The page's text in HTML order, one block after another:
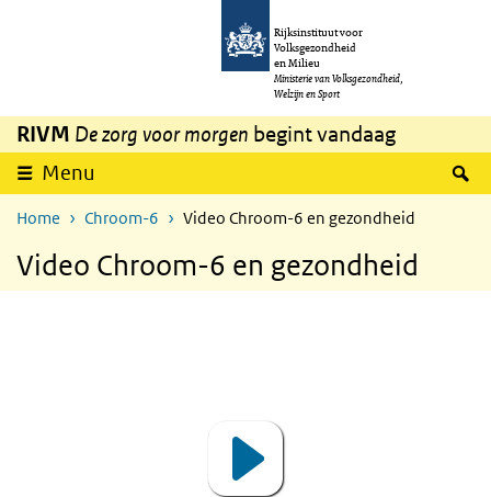
Overslaan en naar de inhoud gaan
Rijksinstituut voor
Volksgezondheid
en Milieu
Ministerie van Volksgezondheid,
Welzijn en Sport
RIVM De zorg voor morgen begint vandaag
Menu
Home Chroom-6 Video Chroom-6 en gezondheid
Video Chroom-6 en gezondheid